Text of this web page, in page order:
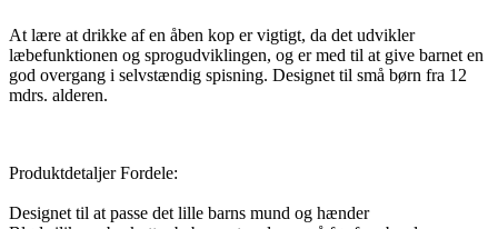
At lære at drikke af en åben kop er vigtigt, da det udvikler
læbefunktionen og sprogudviklingen, og er med til at give barnet en
god overgang i selvstændig spisning. Designet til små børn fra 12
mdrs. alderen.
Produktdetaljer Fordele:
Designet til at passe det lille barns mund og hænder